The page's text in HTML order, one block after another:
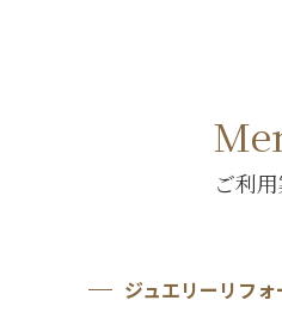
ご利
ジュエリーリフォ